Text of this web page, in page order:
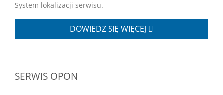
System lokalizacji serwisu.
DOWIEDZ SIĘ WIĘCEJ
SERWIS OPON